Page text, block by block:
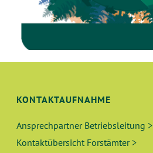
KONTAKTAUFNAHME
Ansprechpartner Betriebsleitung >
Kontaktübersicht Forstämter >